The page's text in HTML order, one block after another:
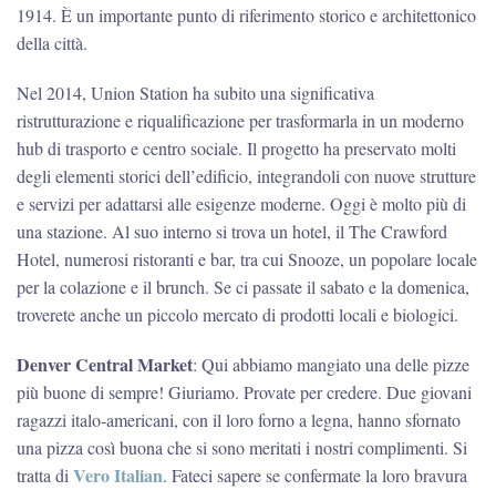
1914. È un importante punto di riferimento storico e architettonico
della città.
Nel 2014, Union Station ha subito una significativa
ristrutturazione e riqualificazione per trasformarla in un moderno
hub di trasporto e centro sociale. Il progetto ha preservato molti
degli elementi storici dell’edificio, integrandoli con nuove strutture
e servizi per adattarsi alle esigenze moderne. Oggi è molto più di
una stazione. Al suo interno si trova un hotel, il The Crawford
Hotel, numerosi ristoranti e bar, tra cui Snooze, un popolare locale
per la colazione e il brunch. Se ci passate il sabato e la domenica,
troverete anche un piccolo mercato di prodotti locali e biologici.
Denver Central Market: Qui abbiamo mangiato una delle pizze
più buone di sempre! Giuriamo. Provate per credere. Due giovani
ragazzi italo-americani, con il loro forno a legna, hanno sfornato
una pizza così buona che si sono meritati i nostri complimenti. Si
tratta di Vero Italian. Fateci sapere se confermate la loro bravura